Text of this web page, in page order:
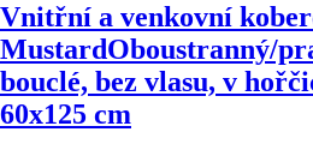
Vnitřní a venkovní
MustardOboustranný/
bouclé, bez vlasu, v
60x125 cm